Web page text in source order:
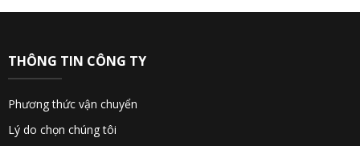
THÔNG TIN CÔNG TY
Phương thức vận chuyển
Lý do chọn chúng tôi